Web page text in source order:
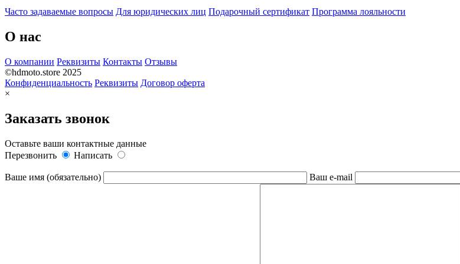
Часто задаваемые вопросы Для юридических лиц Подарочный сертификат Программа лояльности
О нас
О компании Реквизиты Контакты Отзывы
©hdmoto.store 2025
Конфиденциальность Реквизиты Договор оферта
×
Заказать звонок
Оставьте ваши контактные данные
Перезвонить
Написать
Ваше имя (обязательно) Ваш e-mail